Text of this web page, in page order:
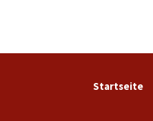
Startseite